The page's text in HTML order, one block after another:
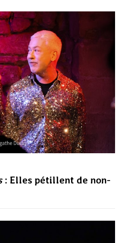
: Elles pétillent de non-